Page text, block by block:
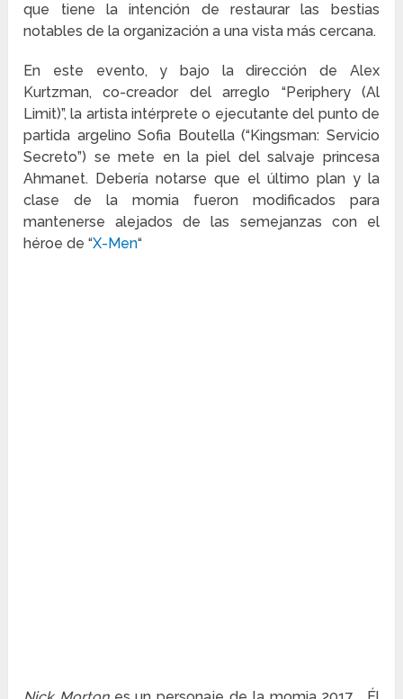
que tiene la intención de restaurar las bestias
notables de la organización a una vista más cercana.
En este evento, y bajo la dirección de Alex
Kurtzman, co-creador del arreglo “Periphery (Al
Limit)”, la artista intérprete o ejecutante del punto de
partida argelino Sofia Boutella (“Kingsman: Servicio
Secreto”) se mete en la piel del salvaje princesa
Ahmanet. Debería notarse que el último plan y la
clase de la momia fueron modificados para
mantenerse alejados de las semejanzas con el
héroe de “X-Men“